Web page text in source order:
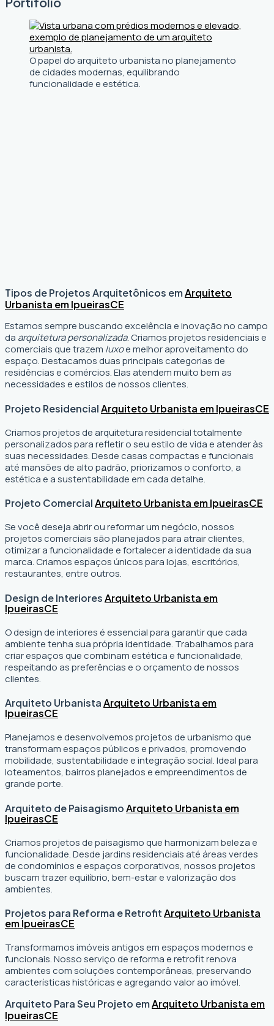
O papel do arquiteto urbanista no planejamento
de cidades modernas, equilibrando
funcionalidade e estética.
Tipos de Projetos Arquitetônicos emArquiteto
Urbanista em IpueirasCE
Estamos sempre buscando excelência e inovação no campo
da arquitetura personalizada. Criamos projetos residenciais e
comerciais que trazem luxoe melhor aproveitamento do
espaço. Destacamos duas principais categorias de
residências e comércios. Elas atendem muito bem as
necessidades e estilos de nossos clientes.
Projeto ResidencialArquiteto Urbanista em IpueirasCE
Criamos projetos de arquitetura residencial totalmente
personalizados para refletir o seu estilo de vida e atender às
suas necessidades. Desde casas compactas e funcionais
até mansões de alto padrão, priorizamos o conforto, a
estética e a sustentabilidade em cada detalhe.
Projeto ComercialArquiteto Urbanista em IpueirasCE
Se você deseja abrir ou reformar um negócio, nossos
projetos comerciais são planejados para atrair clientes,
otimizar a funcionalidade e fortalecer a identidade da sua
marca. Criamos espaços únicos para lojas, escritórios,
restaurantes, entre outros.
Design de InterioresArquiteto Urbanista em
IpueirasCE
O design de interiores é essencial para garantir que cada
ambiente tenha sua própria identidade. Trabalhamos para
criar espaços que combinam estética e funcionalidade,
respeitando as preferências e o orçamento de nossos
clientes.
Arquiteto UrbanistaArquiteto Urbanista em
IpueirasCE
Planejamos e desenvolvemos projetos de urbanismo que
transformam espaços públicos e privados, promovendo
mobilidade, sustentabilidade e integração social. Ideal para
loteamentos, bairros planejados e empreendimentos de
grande porte.
Arquiteto de PaisagismoArquiteto Urbanista em
IpueirasCE
Criamos projetos de paisagismo que harmonizam beleza e
funcionalidade. Desde jardins residenciais até áreas verdes
de condomínios e espaços corporativos, nossos projetos
buscam trazer equilíbrio, bem-estar e valorização dos
ambientes.
Projetos para Reforma e RetrofitArquiteto Urbanista
em IpueirasCE
Transformamos imóveis antigos em espaços modernos e
funcionais. Nosso serviço de reforma e retrofit renova
ambientes com soluções contemporâneas, preservando
características históricas e agregando valor ao imóvel.
Arquiteto Para Seu Projeto emArquiteto Urbanista em
IpueirasCE